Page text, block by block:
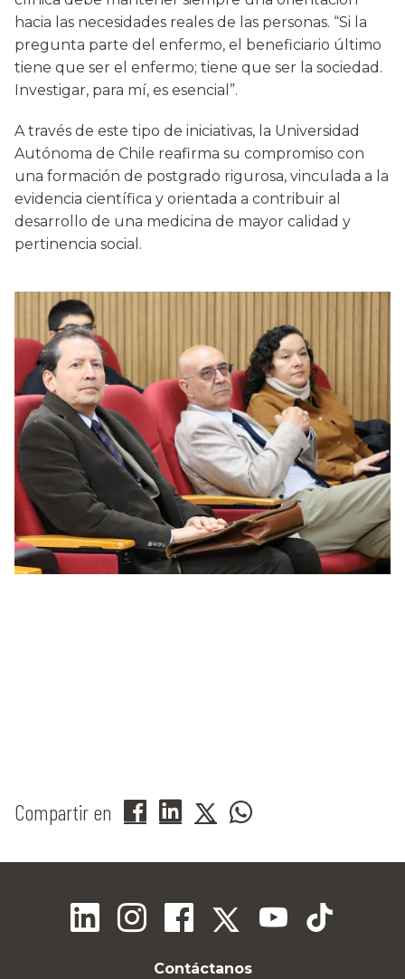
hacia las necesidades reales de las personas. “Si la
pregunta parte del enfermo, el beneficiario último
tiene que ser el enfermo; tiene que ser la sociedad.
Investigar, para mí, es esencial”.
A través de este tipo de iniciativas, la Universidad
Autónoma de Chile reafirma su compromiso con
una formación de postgrado rigurosa, vinculada a la
evidencia científica y orientada a contribuir al
desarrollo de una medicina de mayor calidad y
pertinencia social.
Compartir en
Contáctanos